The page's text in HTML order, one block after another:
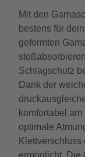
Mit den
bestens für
geformten
Schlagschutz
Dank der
komfortabel
optimale
ermöglicht. Die